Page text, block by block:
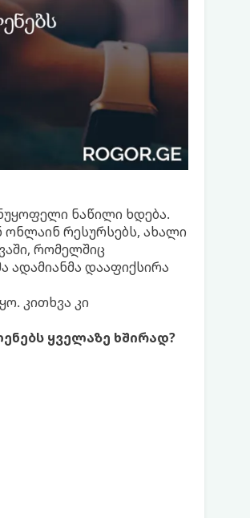
ნაწილი ხდება.
რესურსებს, ახალი
რომელშიც
ადამიანმა დააფიქსირა
კითხვა კი
ყველაზე ხშირად?